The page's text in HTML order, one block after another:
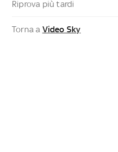
Riprova più tardi
Torna a Video Sky